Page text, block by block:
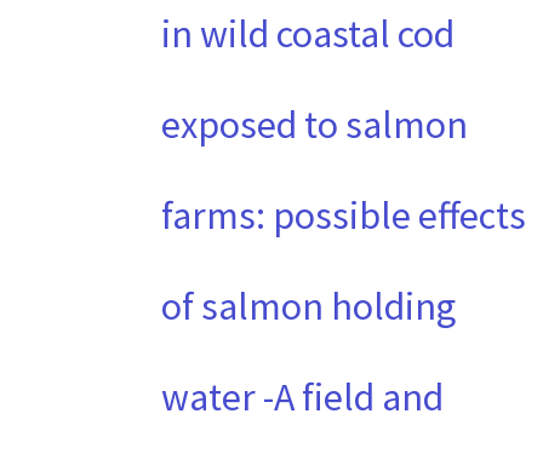
in wild coastal cod
exposed to salmon
farms: possible effects
of salmon holding
water -A field and